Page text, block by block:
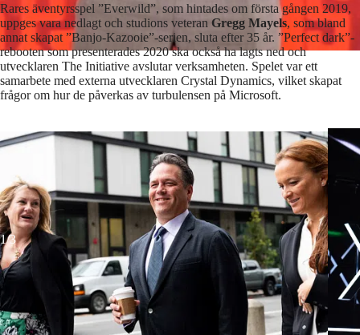
Rares äventyrsspel ”Everwild”, som hintades om första gången 2019,
uppges vara nedlagt och studions veteran Gregg Mayels, som bland
annat skapat ”Banjo-Kazooie”-serien, sluta efter 35 år. ”Perfect dark”-
rebooten som presenterades 2020 ska också ha lagts ned och
utvecklaren The Initiative avslutar verksamheten. Spelet var ett
samarbete med externa utvecklaren Crystal Dynamics, vilket skapat
frågor om hur de påverkas av turbulensen på Microsoft.
1/3
Phil SpencerFoto: Noah Berger / AP Phil